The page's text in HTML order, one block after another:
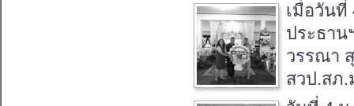
เมื่อวันที่
ประธา
วรรณา
สวป.สภ.